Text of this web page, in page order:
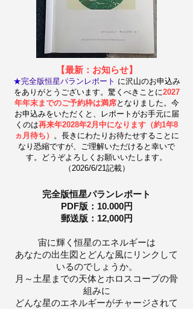
【最新：お知らせ】
★完全版恒星パランレポート に沢山のお申込み
をありがとうございます。驚くべきことに2027
年年末までのご予約枠は満席となりました。 今
お申込みをいただくと、レポートがお手元に届
くのは再来年2028年2月中になります（約1年8
ヵ月待ち） 。長きにわたりお待たせすることに
なり恐縮ですが、ご理解いただけると幸いで
す。どうぞよろしくお願いいたします。
（2026/6/21記載）
完全版恒星パランレポート
PDF版：10.000円
郵送版：12,000円
宙に輝く恒星のエネルギーは
あなたの出生図とどんな風にリンクして
いるのでしょうか。
月～土星までの天体とホロスコープの骨
組みに
どんな星のエネルギーがチャージされて